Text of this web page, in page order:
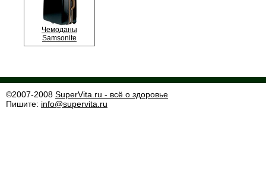
Чемоданы
Samsonite
©2007-2008 SuperVita.ru - всё о здоровье
Пишите: info@supervita.ru